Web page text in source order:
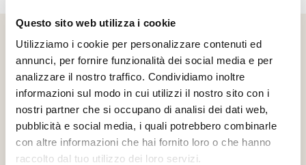
Questo sito web utilizza i cookie
Utilizziamo i cookie per personalizzare contenuti ed
annunci, per fornire funzionalità dei social media e per
analizzare il nostro traffico. Condividiamo inoltre
informazioni sul modo in cui utilizzi il nostro sito con i
nostri partner che si occupano di analisi dei dati web,
pubblicità e social media, i quali potrebbero combinarle
con altre informazioni che hai fornito loro o che hanno
raccolto dal tuo utilizzo dei loro servizi.
Chiama In
Showroom
39 039 2785442
Vuoi toccare con mano le nostre soluzioni di
arredamento e materiali di qualità? Prenota subito una
visita al nostro showroom e lasciati ispirare dalla nostra